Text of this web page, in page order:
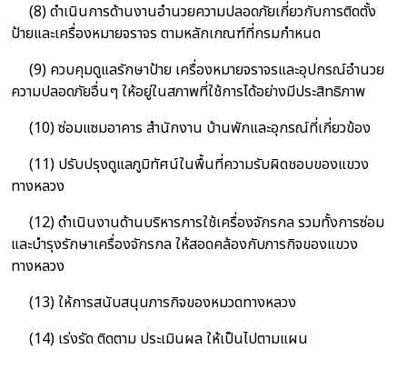
(8) ดำเนินการด้านงานอำนวยความปลอดภัยเกี่ยวกับการติดตั้ง
ป้ายและเครื่องหมายจราจร ตามหลักเกณฑ์ที่กรมกำหนด
(9) ควบคุมดูแลรักษาป้าย เครื่องหมายจราจรและอุปกรณ์อำนวย
ความปลอดภัยอื่นๆ ให้อยู่ในสภาพที่ใช้การได้อย่างมีประสิทธิภาพ
(10) ซ่อมแซมอาคาร สำนักงาน บ้านพักและอุกรณ์ที่เกี่ยวข้อง
(11) ปรับปรุงดูแลภูมิทัศน์ในพื้นที่ความรับผิดชอบของแขวง
ทางหลวง
(12) ดำเนินงานด้านบริหารการใช้เครื่องจักรกล รวมทั้งการซ่อม
และบำรุงรักษาเครื่องจักรกล ให้สอดคล้องกับภารกิจของแขวง
ทางหลวง
(13) ให้การสนับสนุนภารกิจของหมวดทางหลวง
(14) เร่งรัด ติดตาม ประเมินผล ให้เป็นไปตามแผน